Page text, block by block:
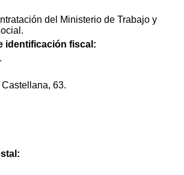
del Ministerio de Trabajo y
identificación fiscal:
63.